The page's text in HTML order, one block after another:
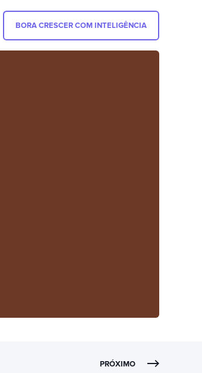
BORA CRESCER COM INTELIGÊNCIA
PRÓXIMO